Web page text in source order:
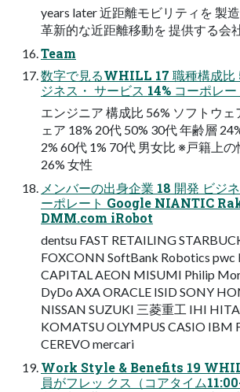
years later 近距離モビリティを 製
革新的な近距離移動を 提供する会
Team
数字で見るWHILL 17 職種構成比
ジネス・ サービス 14% コーポレー
エンジニア 構成比 56% ソフトウェ
ェア 18% 20代 50% 30代 年齢層
2% 60代 1% 70代 男女比 ※戸籍上の
26% 女性
メンバーの出身企業 18 開発 ビジ
ーポレート Google NIANTIC
DMM.com iRobot
dentsu FAST RETAILING
FOXCONN SoftBank Robotics pwc
CAPITAL AEON MISUMI Philip
DyDo AXA ORACLE ISID SONY
NISSAN SUZUKI 三菱重工 IHI
KOMATSU OLYMPUS CASIO IBM
CEREVO mercari
Work Style & Benefits 19
員がフレッ クス（コアタイム